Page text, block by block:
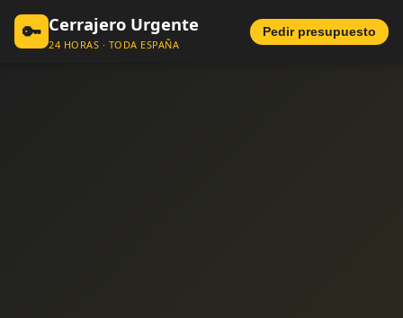
🔑 Cerrajero Urgente
24 HORAS · TODA ESPAÑA
Pedir presupuesto